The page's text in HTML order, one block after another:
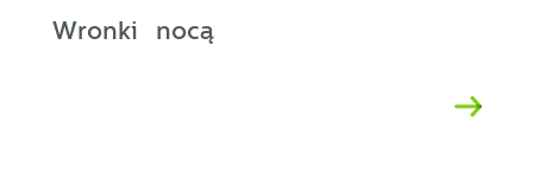
Wronki nocą